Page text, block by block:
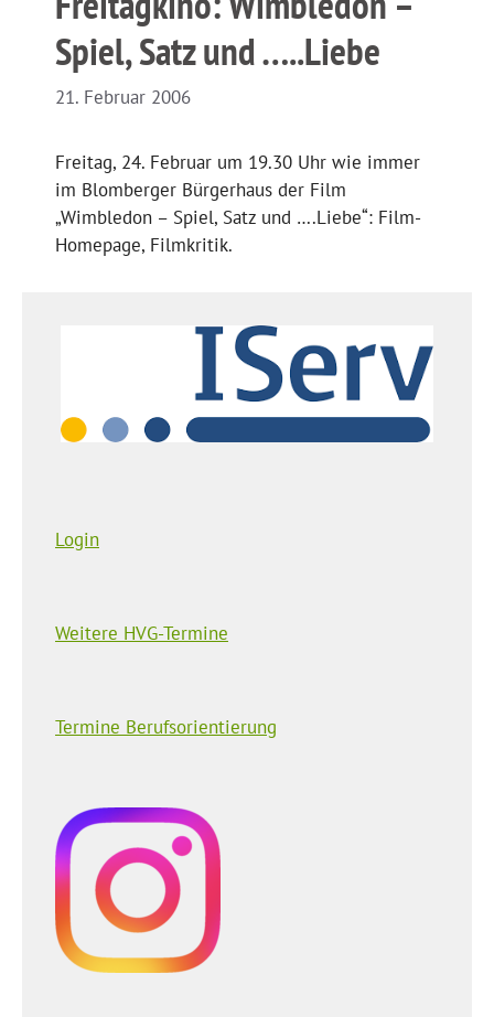
Spiel, Satz und …..Liebe
21. Februar 2006
Freitag, 24. Februar um 19.30 Uhr wie immer
im Blomberger Bürgerhaus der Film
„Wimbledon – Spiel, Satz und ….Liebe“: Film-
Homepage, Filmkritik.
Login
Weitere HVG-Termine
Termine Berufsorientierung